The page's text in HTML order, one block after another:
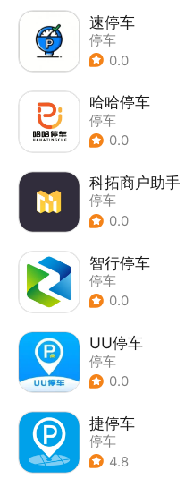
速停车
停车
0.0
哈哈停车
停车
0.0
科拓商户助手
停车
0.0
智行停车
停车
0.0
UU停车
停车
0.0
捷停车
停车
4.8